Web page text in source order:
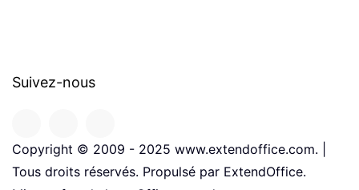
Suivez-nous
Copyright © 2009 - 2025 www.extendoffice.com. |
Tous droits réservés. Propulsé par ExtendOffice.